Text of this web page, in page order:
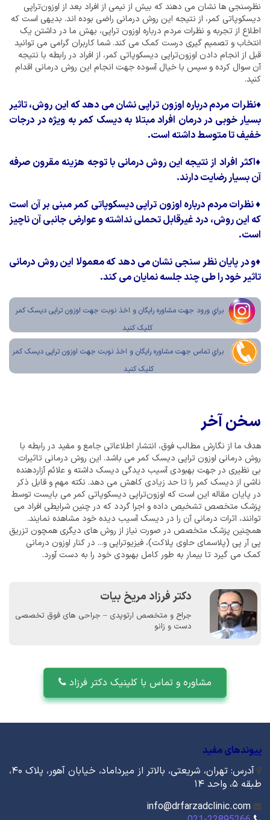
نظرسنجی ها نشان می دهند که بیش از نیمی از افراد بعد از اوزون‌تراپی
دیسکوپاتی کمر، از نتیجه این روش درمانی راضی بوده اند. بدیهی است که
اطلاع از تجربه و نظرات مردم درباره اوزون تراپی، بهش ما در داشتن یک
انتخاب و تصمیم گیری درست کمک می کند. شما کاربران گرامی می توانید
قبل از انجام دادن اوزون‌تراپی دیسکوپاتی کمر، از افراد در رابطه با نتیجه
آن سوال کرده و سپس با خیال آسوده جهت انجام این روش درمانی اقدام
کنید.
♦نظرات مردم درباره اوزون تراپی نشان می دهد که این روش، تاثیر
بسیار خوبی در درمان افراد مبتلا به دیسک کمر به ویژه در درجات
خفیف تا متوسط داشته است.
♦اکثر افراد از نتیجه این روش درمانی با توجه هزینه مقرون صرفه
آن بسیار رضایت دارند.
♦نظرات مردم درباره اوزون تراپی دیسکوپاتی کمر مبنی بر آن است
که این روش، درد غیرقابل تحملی نداشته و عوارض جانبی آن ناچیز
است.
♦و در پایان نظر سنجی نشان می دهد که معمولا این روش درمانی
تاثیر خود را طی چند جلسه نمایان می کند.
براي ورود جهت مشاوره رايگان و اخذ نوبت جهت اوزون تراپی دیسک کمر
کليک کنيد
براي تماس جهت مشاوره رايگان و اخذ نوبت جهت اوزون تراپی دیسک کمر
کليک کنيد
سخن آخر
هدف ما از نگارش مطالب فوق، انتشار اطلاعاتی جامع و مفید در رابطه با
روش درمانی اوزون تراپی دیسک کمر می باشد. این روش درمانی تاثیرات
بی نظیری در جهت بهبودی آسیب دیدگی دیسک داشته و علائم آزاردهنده
ناشی از دیسک کمر را تا حد زیادی کاهش می دهد. نکته مهم و قابل ذکر
در پایان مقاله این است که اوزون‌تراپی دیسکوپاتی کمر می بایست توسط
پزشک متخصص تشخیص داده و اجرا گردد که در چنین شرایطی افراد می
توانند، اثرات درمانی آن را در دیسک آسیب دیده خود مشاهده نمایند.
همچنین پزشک متخصص در صورت نیاز از روش های دیگری همچون تزریق
پی آر پی (پلاسمای حاوی پلاکت)، فیزیوتراپی و... در کنار اوزون درمانی
کمک می گیرد تا بیمار به طور کامل بهبودی خود را به دست آورد.
دکتر فرزاد مریخ بیات
جراح و متخصص ارتوپدی – جراحی های فوق تخصصی
دست و زانو
مشاوره و تماس با کلینیک دکتر فرزاد
پیوندهای مفید
آدرس: تهران، شریعتی، بالاتر از میرداماد، خیابان آهور، پلاک ۴۰،
طبقه ۵، واحد ۱۴
info@drfarzadclinic.com